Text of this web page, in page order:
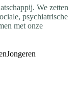
We zetten
psychiatrische
met onze
Jongeren